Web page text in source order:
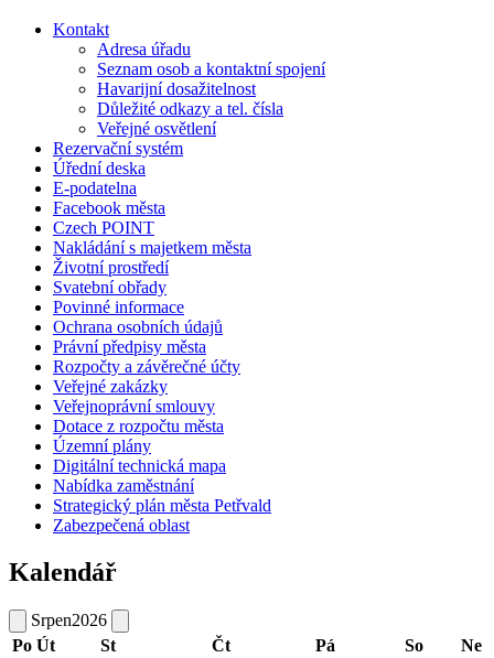
Kontakt
Adresa úřadu
Seznam osob a kontaktní spojení
Havarijní dosažitelnost
Důležité odkazy a tel. čísla
Veřejné osvětlení
Rezervační systém
Úřední deska
E-podatelna
Facebook města
Czech POINT
Nakládání s majetkem města
Životní prostředí
Svatební obřady
Povinné informace
Ochrana osobních údajů
Právní předpisy města
Rozpočty a závěrečné účty
Veřejné zakázky
Veřejnoprávní smlouvy
Dotace z rozpočtu města
Územní plány
Digitální technická mapa
Nabídka zaměstnání
Strategický plán města Petřvald
Zabezpečená oblast
Kalendář
Srpen2026
Po Út St Čt Pá So Ne